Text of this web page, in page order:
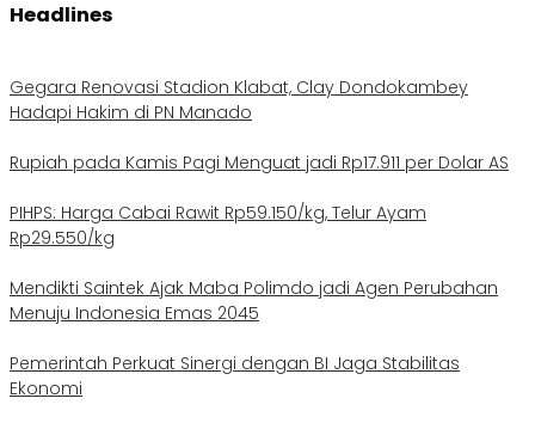
Headlines
Gegara Renovasi Stadion Klabat, Clay Dondokambey
Hadapi Hakim di PN Manado
Rupiah pada Kamis Pagi Menguat jadi Rp17.911 per Dolar AS
PIHPS: Harga Cabai Rawit Rp59.150/kg, Telur Ayam
Rp29.550/kg
Mendikti Saintek Ajak Maba Polimdo jadi Agen Perubahan
Menuju Indonesia Emas 2045
Pemerintah Perkuat Sinergi dengan BI Jaga Stabilitas
Ekonomi